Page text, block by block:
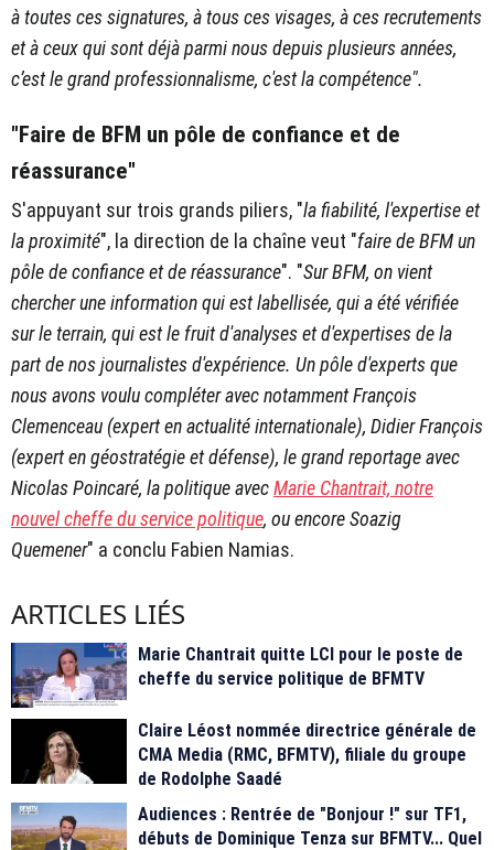
à toutes ces signatures, à tous ces visages, à ces recrutements
et à ceux qui sont déjà parmi nous depuis plusieurs années,
c’est le grand professionnalisme, c'est la compétence".
"Faire de BFM un pôle de confiance et de
réassurance"
S'appuyant sur trois grands piliers, "la fiabilité, l'expertise et
la proximité", la direction de la chaîne veut "faire de BFM un
pôle de confiance et de réassurance". "Sur BFM, on vient
chercher une information qui est labellisée, qui a été vérifiée
sur le terrain, qui est le fruit d'analyses et d'expertises de la
part de nos journalistes d'expérience. Un pôle d'experts que
nous avons voulu compléter avec notamment François
Clemenceau (expert en actualité internationale), Didier François
(expert en géostratégie et défense), le grand reportage avec
Nicolas Poincaré, la politique avecMarie Chantrait, notre
nouvel cheffe du service politique, ou encore Soazig
Quemener" a conclu Fabien Namias.
ARTICLES LIÉS
Marie Chantrait quitte LCI pour le poste de
cheffe du service politique de BFMTV
Claire Léost nommée directrice générale de
CMA Media (RMC, BFMTV), filiale du groupe
de Rodolphe Saadé
Audiences : Rentrée de "Bonjour !" sur TF1,
débuts de Dominique Tenza sur BFMTV... Quel